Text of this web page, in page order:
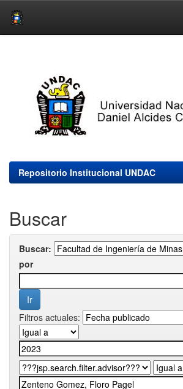
Repositorio Institucional UNDAC
Buscar
Buscar:
por
Filtros actuales: